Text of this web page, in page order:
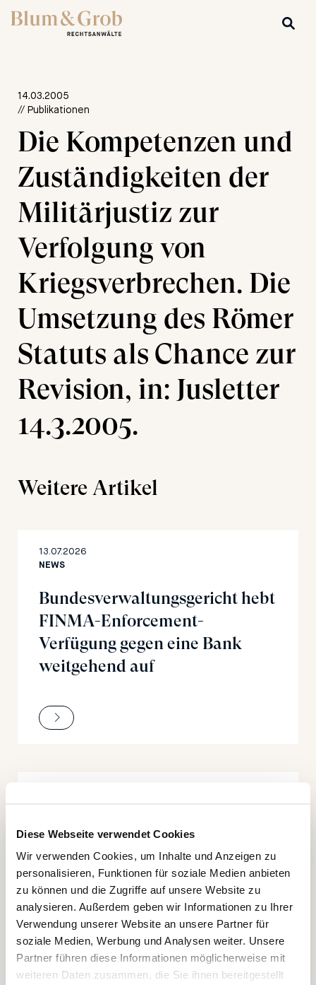
Diese Webseite verwendet Cookies
Wir verwenden Cookies, um Inhalte und Anzeigen zu
personalisieren, Funktionen für soziale Medien anbieten
zu können und die Zugriffe auf unsere Website zu
analysieren. Außerdem geben wir Informationen zu Ihrer
Verwendung unserer Website an unsere Partner für
soziale Medien, Werbung und Analysen weiter. Unsere
Partner führen diese Informationen möglicherweise mit
weiteren Daten zusammen, die Sie ihnen bereitgestellt
14.03.2005
// Publikationen
Die Kompetenzen und
Zuständigkeiten der
Militärjustiz zur
Verfolgung von
Kriegsverbrechen. Die
Umsetzung des Römer
Statuts als Chance zur
Revision, in: Jusletter
14.3.2005.
Weitere Artikel
13.07.2026
NEWS
Bundesverwaltungsgericht hebt
FINMA-Enforcement-
Verfügung gegen eine Bank
weitgehend auf
Reform des EU-Designrechts –
Bedeutung für Schweizer
Unternehmen